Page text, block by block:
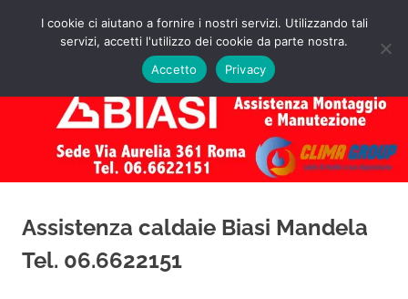
Assistenza
Caldaie
Biasi
Roma
Preventivo!
MENU
Assistenza caldaie Biasi Mandela
Tel. 06.6622151
I cookie ci aiutano a fornire i nostri servizi. Utilizzando tali
servizi, accetti l'utilizzo dei cookie da parte nostra.
Accetto
Privacy